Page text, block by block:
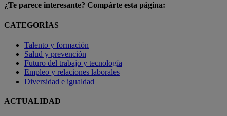
¿Te parece interesante? Compárte esta página:
CATEGORÍAS
Talento y formación
Salud y prevención
Futuro del trabajo y tecnología
Empleo y relaciones laborales
Diversidad e igualdad
ACTUALIDAD